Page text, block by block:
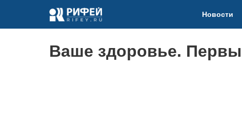
Новости
Ваше здоровье.